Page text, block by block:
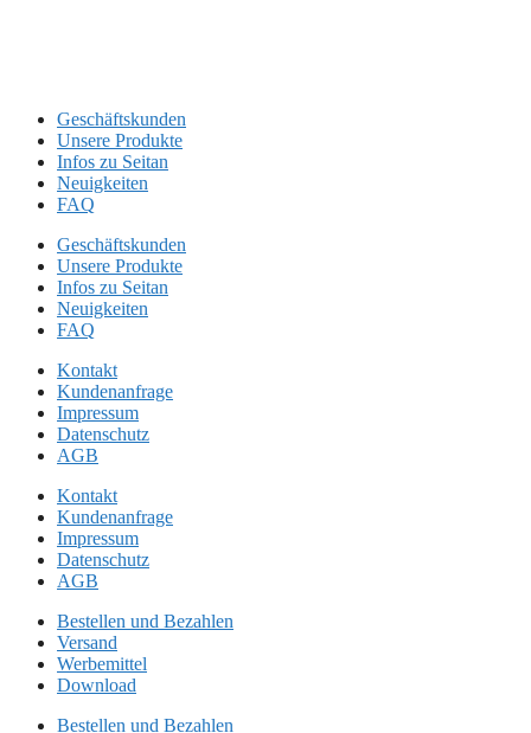
Geschäftskunden
Unsere Produkte
Infos zu Seitan
Neuigkeiten
FAQ
Geschäftskunden
Unsere Produkte
Infos zu Seitan
Neuigkeiten
FAQ
Kontakt
Kundenanfrage
Impressum
Datenschutz
AGB
Kontakt
Kundenanfrage
Impressum
Datenschutz
AGB
Bestellen und Bezahlen
Versand
Werbemittel
Download
Bestellen und Bezahlen